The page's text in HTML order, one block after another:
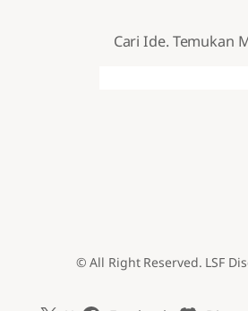
Cari Ide. Temukan
© All Right Reserved. LSF